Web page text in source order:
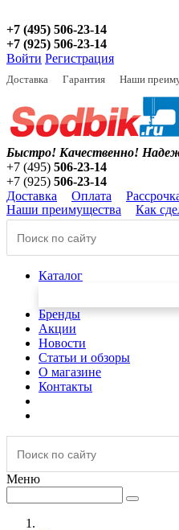
+7 (495) 506-23-14
+7 (925) 506-23-14
Войти Регистрация
Доставка Гарантия Наши
Быстро! Качественно!
+7 (495) 506-23-14
+7 (925) 506-23-14
Доставка
Оплата
Наши преимущества
Как
Каталог
Бренды
Акции
Новости
Статьи и обзоры
О магазине
Контакты
Меню